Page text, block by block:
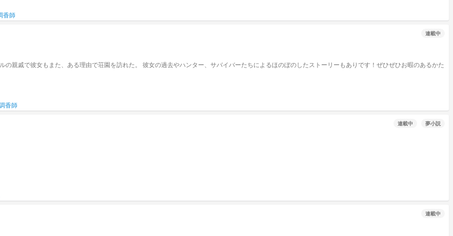
香師
連載中
親戚で彼女もまた、ある理由で荘園を訪れた。 彼女の過去やハンター、サバイバーたちによるほのぼのしたストーリーもありです！ぜひぜひお暇のあるかた
香師
連載中 夢小説
連載中